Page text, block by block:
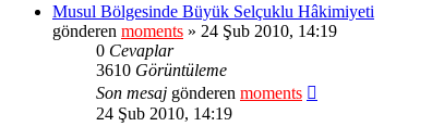
Musul Bölgesinde Büyük Selçuklu Hâkimiyeti
gönderen moments » 24 Şub 2010, 14:19
0 Cevaplar
3610 Görüntüleme
Son mesaj gönderen moments
24 Şub 2010, 14:19